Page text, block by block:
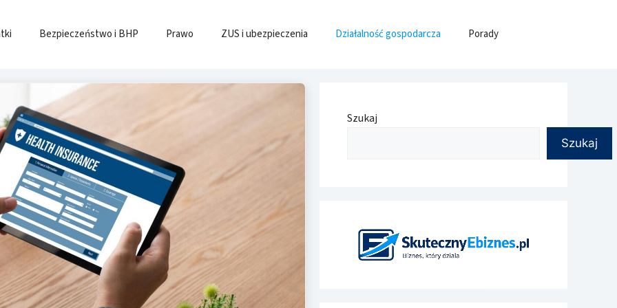
Bezpieczeństwo i BHP Prawo ZUS i ubezpieczenia Działalność gospodarcza Porady
Szukaj
Szukaj